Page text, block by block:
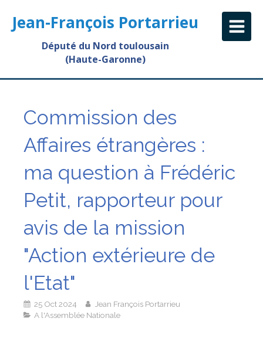
Jean-François Portarrieu
Député du Nord toulousain
(Haute-Garonne)
Commission des
Affaires étrangères :
ma question à Frédéric
Petit, rapporteur pour
avis de la mission
"Action extérieure de
l'Etat"
25 Oct 2024
Jean François Portarrieu
A l'Assemblée Nationale